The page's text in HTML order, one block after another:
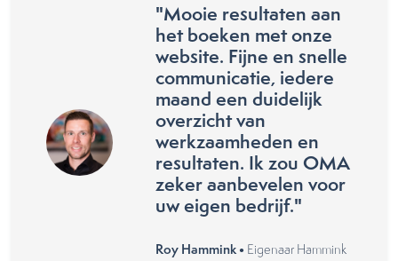
"Mooie resultaten aan
het boeken met onze
website. Fijne en snelle
communicatie, iedere
maand een duidelijk
overzicht van
werkzaamheden en
resultaten. Ik zou OMA
zeker aanbevelen voor
uw eigen bedrijf."
Roy Hammink • Eigenaar Hammink